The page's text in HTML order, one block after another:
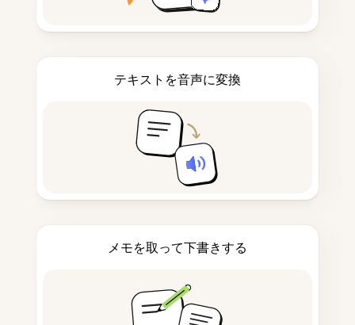
テキストを音声に変換
メモを取って下書きする